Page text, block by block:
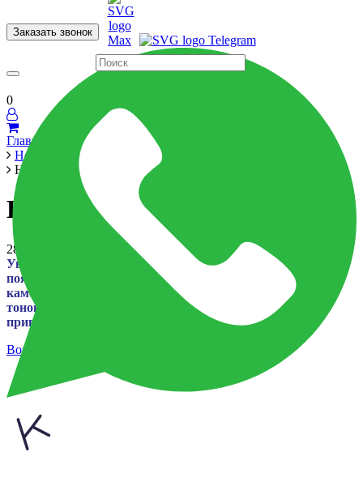
Заказать звонок
60x120 60x60 Для ванной Для кухни
0
Главная
Новости
Новое поступление!
Новое поступление!
28 июля 2022
Уважаемые покупатели! В наших выставочных залах
появились новинки очень красивого керамогранита под
камень, штукатурку, мрамор как классических светлых
тонов, так и глубоких контрастных оттенков по
привлекательной цене! Ждем Вас за покупками!
Возврат к списку